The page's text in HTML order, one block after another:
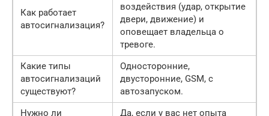
Как работает
автосигнализация?
воздействия (удар, открытие
двери, движение) и
оповещает владельца о
тревоге.
Какие типы
автосигнализаций
существуют?
Односторонние,
двусторонние, GSM, с
автозапуском.
Нужно ли
Да, если у вас нет опыта